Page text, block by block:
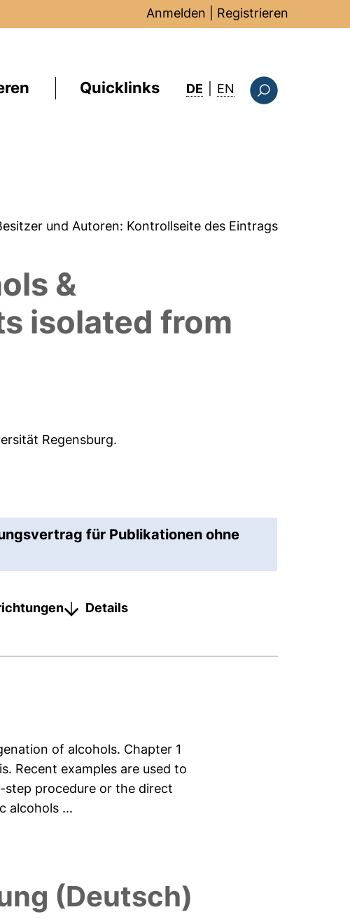
Anmelden Registrieren
Quicklinks DE EN : this page in
und Autoren: Kontrollseite des Eintrags
&
isolated from
Regensburg.
für Publikationen ohne
Details
of alcohols. Chapter 1
Recent examples are used to
procedure or the direct
alcohols ...
(Deutsch)